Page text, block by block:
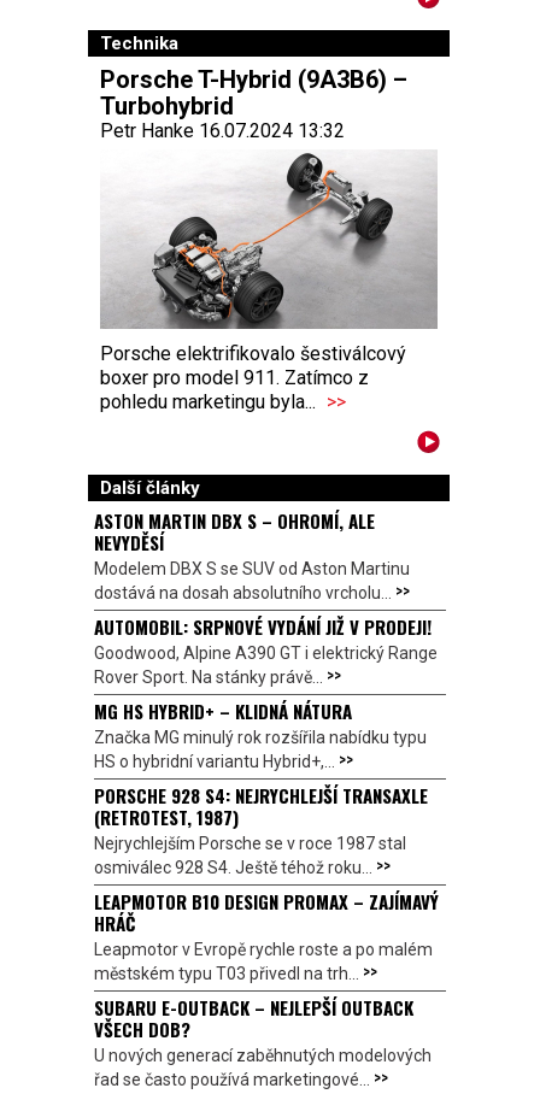
Technika
Porsche T-Hybrid (9A3B6) –
Turbohybrid
Petr Hanke 16.07.2024 13:32
Porsche elektrifikovalo šestiválcový
boxer pro model 911. Zatímco z
pohledu marketingu byla... >>
Další články
ASTON MARTIN DBX S – OHROMÍ, ALE
NEVYDĚSÍ
Modelem DBX S se SUV od Aston Martinu
dostává na dosah absolutního vrcholu... >>
AUTOMOBIL: SRPNOVÉ VYDÁNÍ JIŽ V PRODEJI!
Goodwood, Alpine A390 GT i elektrický Range
Rover Sport. Na stánky právě... >>
MG HS HYBRID+ – KLIDNÁ NÁTURA
Značka MG minulý rok rozšířila nabídku typu
HS o hybridní variantu Hybrid+,... >>
PORSCHE 928 S4: NEJRYCHLEJŠÍ TRANSAXLE
(RETROTEST, 1987)
Nejrychlejším Porsche se v roce 1987 stal
osmiválec 928 S4. Ještě téhož roku... >>
LEAPMOTOR B10 DESIGN PROMAX – ZAJÍMAVÝ
HRÁČ
Leapmotor v Evropě rychle roste a po malém
městském typu T03 přivedl na trh... >>
SUBARU E-OUTBACK – NEJLEPŠÍ OUTBACK
VŠECH DOB?
U nových generací zaběhnutých modelových
řad se často používá marketingové... >>